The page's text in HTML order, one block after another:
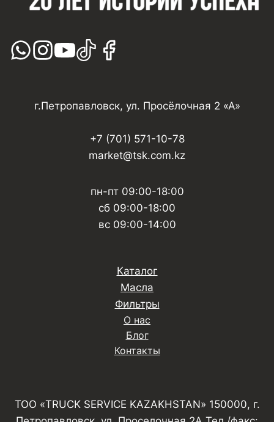
г.Петропавловск, ул. Просёлочная 2 «А»
+7 (701) 571-10-78
market@tsk.com.kz
пн-пт 09:00-18:00
сб 09:00-18:00
вс 09:00-14:00
Каталог
Масла
Фильтры
О нас
Блог
Контакты
ТОО «TRUCK SERVICE KAZAKHSTAN» 150000, г.